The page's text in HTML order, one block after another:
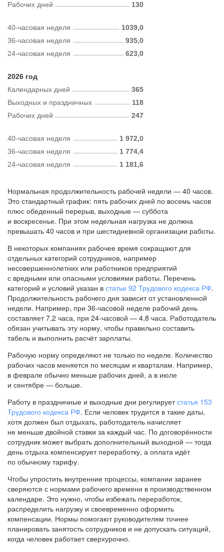
Рабочих дней 130
40-часовая неделя
1039,0
36-часовая неделя
935,0
24-часовая неделя
623,0
2026 год
Календарных дней
365
Рабочих дней 247
Выходных и праздничных 118
40-часовая неделя
1 972,0
36-часовая неделя
1 774,4
24-часовая неделя
1 181,6
Нормальная продолжительность рабочей недели — 40 часов.
Это стандартный график: пять рабочих дней по восемь часов
плюс обеденный перерыв, выходные — суббота
и воскресенье. При этом недельная нагрузка не должна
превышать 40 часов и при шестидневной организации работы.
В некоторых компаниях рабочее время сокращают для
отдельных категорий сотрудников, например
несовершеннолетних или работников предприятий
с вредными или опасными условиями работы. Перечень
категорий и условий указан в статье 92 Трудового кодекса РФ.
Продолжительность рабочего дня зависит от установленной
недели. Например, при 36-часовой неделе рабочий день
составляет 7,2 часа, при 24-часовой — 4,8 часа. Работодатель
обязан учитывать эту норму, чтобы правильно составить
табель и выполнить расчёт зарплаты.
Рабочую норму определяют не только по неделе. Количество
рабочих часов меняется по месяцам и кварталам. Например,
в феврале обычно меньше рабочих дней, а в июле
и сентябре — больше.
Работу в праздничные и выходные дни регулируетстатья 153
Трудового кодекса РФ. Если человек трудится в такие даты,
хотя должен был отдыхать, работодатель начисляет
не меньше двойной ставки за каждый час. По договорённости
сотрудник может выбрать дополнительный выходной — тогда
день отдыха компенсирует переработку, а оплата идёт
по обычному тарифу.
Чтобы упростить внутренние процессы, компании заранее
сверяются с нормами рабочего времени в производственном
календаре. Это нужно, чтобы избежать переработок,
распределить нагрузку и своевременно оформить
компенсации. Нормы помогают руководителям точнее
планировать занятость сотрудников и не допускать ситуаций,
когда человек работает сверхурочно.